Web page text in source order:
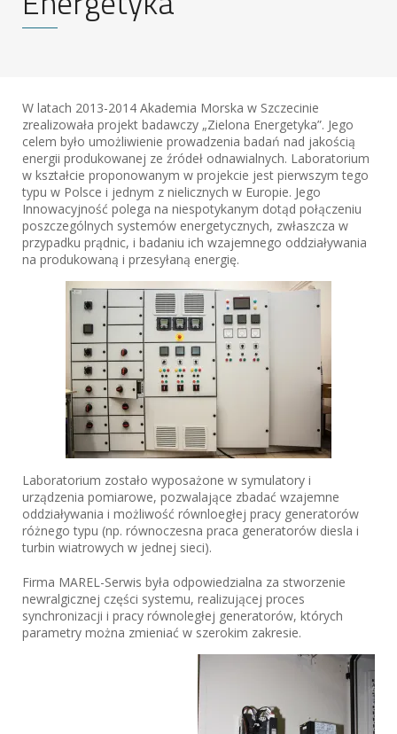
W latach 2013-2014 Akademia Morska w Szczecinie
zrealizowała projekt badawczy „Zielona Energetyka”. Jego
celem było umożliwienie prowadzenia badań nad jakością
energii produkowanej ze źródeł odnawialnych. Laboratorium
w kształcie proponowanym w projekcie jest pierwszym tego
typu w Polsce i jednym z nielicznych w Europie. Jego
Innowacyjność polega na niespotykanym dotąd połączeniu
poszczególnych systemów energetycznych, zwłaszcza w
przypadku prądnic, i badaniu ich wzajemnego oddziaływania
na produkowaną i przesyłaną energię.
Laboratorium zostało wyposażone w symulatory i
urządzenia pomiarowe, pozwalające zbadać wzajemne
oddziaływania i możliwość równloegłej pracy generatorów
różnego typu (np. równoczesna praca generatorów diesla i
turbin wiatrowych w jednej sieci).
Firma MAREL-Serwis była odpowiedzialna za stworzenie
newralgicznej części systemu, realizującej proces
synchronizacji i pracy równoległej generatorów, których
parametry można zmieniać w szerokim zakresie.